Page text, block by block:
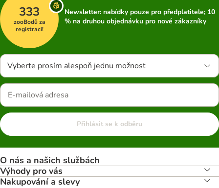
333
zooBodů za
registraci!
Newsletter: nabídky pouze pro předplatitele; 10
% na druhou objednávku pro nové zákazníky
Vyberte prosím alespoň jednu možnost
Přihlásit se k odběru
O nás a našich službách
Výhody pro vás
Nakupování a slevy